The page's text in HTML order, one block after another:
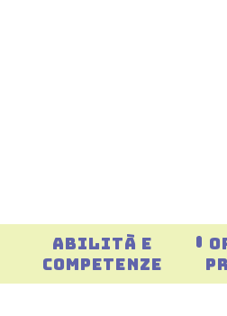
ABILITÀ E
COMPETENZE